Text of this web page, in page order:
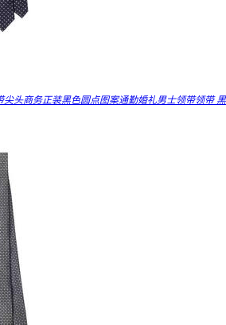
尖头商务正装黑色圆点图案通勤婚礼男士领带领带 黑